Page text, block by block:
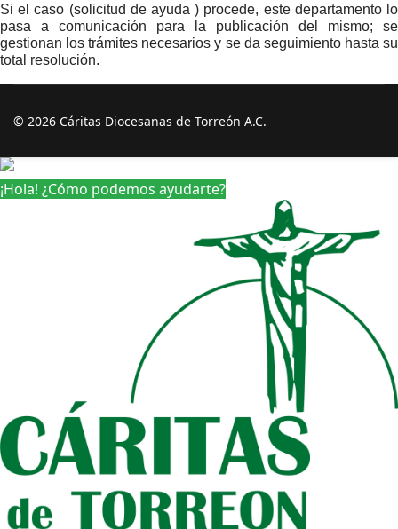
Si el caso (solicitud de ayuda ) procede, este departamento lo
pasa a comunicación para la publicación del mismo; se
gestionan los trámites necesarios y se da seguimiento hasta su
total resolución.
© 2026 Cáritas Diocesanas de Torreón A.C.
¡Hola! ¿Cómo podemos ayudarte?